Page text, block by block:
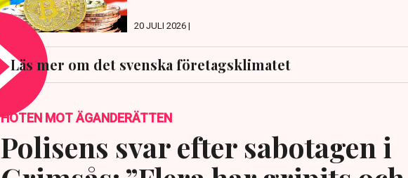
20 JULI 2026 |
Läs mer om det svenska företagsklimatet
HOTEN MOT ÄGANDERÄTTEN
Polisens svar efter sabotagen i